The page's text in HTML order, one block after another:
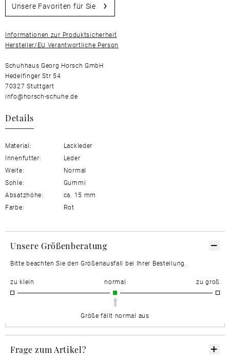
Unsere Favoriten für Sie
Informationen zur Produktsicherheit
Hersteller/EU Verantwortliche Person
Schuhhaus Georg Horsch GmbH
Hedelfinger Str 54
70327 Stuttgart
info@horsch-schuhe.de
Details
Material:
Lackleder
Innenfutter:
Leder
Weite:
Normal
Sohle:
Gummi
Absatzhöhe:
ca. 15 mm
Farbe:
Rot
Unsere Größenberatung
Bitte beachten Sie den Größenausfall bei Ihrer Bestellung.
zu klein normal zu groß
Größe fällt normal aus
Frage zum Artikel?